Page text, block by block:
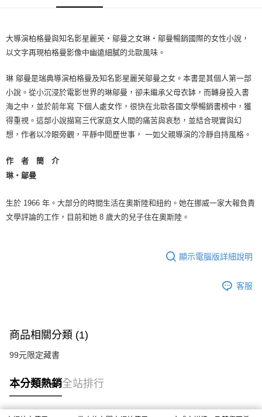
大導演柏格曼與知名影星麗芙‧鄔曼之女琳‧鄔曼暢銷國際的女性小說，
以文字再現柏格曼影像中幽遠細膩的北歐風味。
琳 鄔曼是瑞典導演柏格曼及知名影星麗芙鄔曼之女。本書是其個人第一部
小說。從小沉浸於電影世界的琳鄔曼，卻未繼承父母衣缽，而轉身投入書
海之中，並於前年寫 下個人處女作，很快在北歐各國文學暢銷書榜中，獲
得重視。這部小說描寫三代家庭女人間的痛苦與哀愁，並結合現實與幻
想，作者以冷眼旁觀，平靜中閱歷世事， 一如父親導演的冷靜自持風格。
作 者 簡 介
琳‧鄔曼
生於 1966 年。大部分的時間生活在奧斯陸和紐約。她在挪威一家大報負責
文學評論的工作，目前和她 8 歲大的兒子住在奧斯陸。
顯示電腦版詳細說明
客服
商品相關分類 (1)
99元限定藏書
本分類熱銷全站排行